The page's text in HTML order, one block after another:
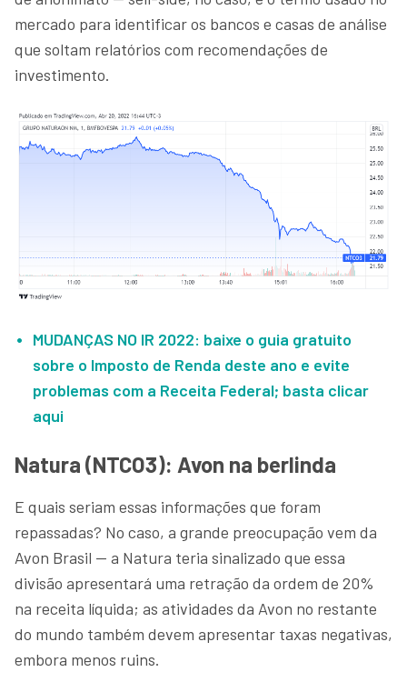
mercado para identificar os bancos e casas de análise
que soltam relatórios com recomendações de
investimento.
MUDANÇAS NO IR 2022: baixe o guia gratuito
sobre o Imposto de Renda deste ano e evite
problemas com a Receita Federal; basta clicar
aqui
Natura (NTCO3): Avon na berlinda
E quais seriam essas informações que foram
repassadas? No caso, a grande preocupação vem da
Avon Brasil — a Natura teria sinalizado que essa
divisão apresentará uma retração da ordem de 20%
na receita líquida; as atividades da Avon no restante
do mundo também devem apresentar taxas negativas,
embora menos ruins.